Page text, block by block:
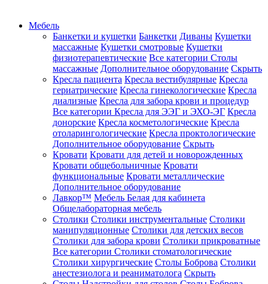
Мебель
Банкетки и кушетки Банкетки Диваны Кушетки
массажные Кушетки смотровые Кушетки
физиотерапевтические Все категории Столы
массажные Дополнительное оборудование Скрыть
Кресла пациента Кресла вестибулярные Кресла
гериатрические Кресла гинекологические Кресла
диализные Кресла для забора крови и процедур
Все категории Кресла для ЭЭГ и ЭХО-ЭГ Кресла
донорские Кресла косметологические Кресла
отоларингологические Кресла проктологические
Дополнительное оборудование Скрыть
Кровати Кровати для детей и новорожденных
Кровати общебольничные Кровати
функциональные Кровати металлические
Дополнительное оборудование
Лавкор™ Мебель Белая для кабинета
Общелабораторная мебель
Столики Столики инструментальные Столики
манипуляционные Столики для детских весов
Столики для забора крови Столики прикроватные
Все категории Столики стоматологические
Столики хирургические Столы Боброва Столики
анестезиолога и реаниматолога Скрыть